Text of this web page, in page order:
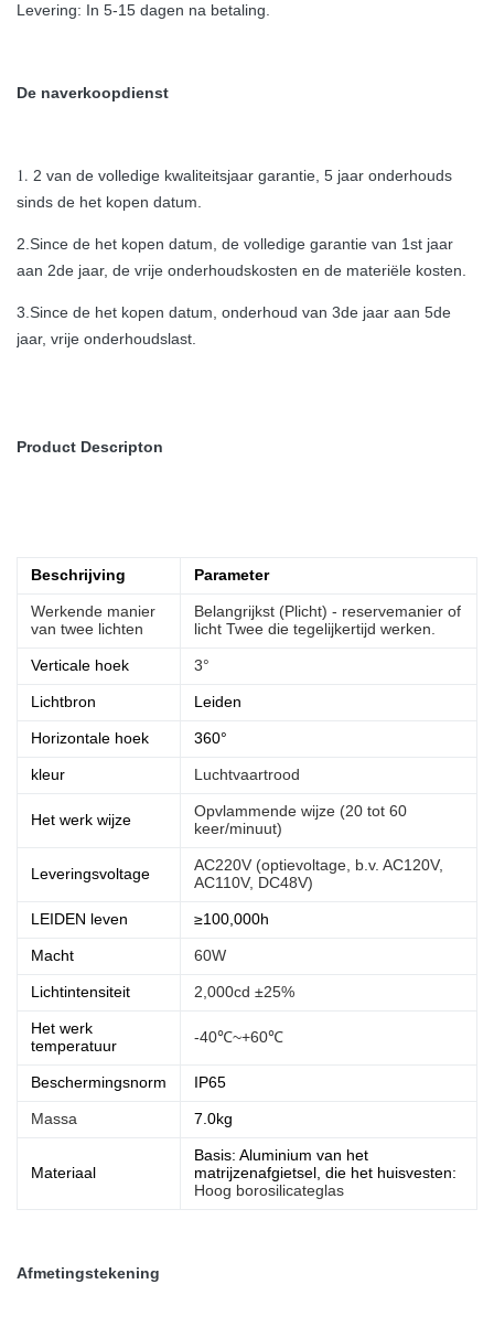
Levering: In 5-15 dagen na betaling.
De naverkoopdienst
1. 2 van de volledige kwaliteitsjaar garantie, 5 jaar onderhouds
sinds de het kopen datum.
2.Since de het kopen datum, de volledige garantie van 1st jaar
aan 2de jaar, de vrije onderhoudskosten en de materiële kosten.
3.Since de het kopen datum, onderhoud van 3de jaar aan 5de
jaar, vrije onderhoudslast.
Product Descripton
Beschrijving Parameter
Werkende manier
van twee lichten
Belangrijkst (Plicht) - reservemanier of
licht Twee die tegelijkertijd werken.
Verticale hoek 3°
Lichtbron Leiden
Horizontale hoek 360°
kleur Luchtvaartrood
Het werk wijze
Opvlammende wijze (20 tot 60
keer/minuut)
Leveringsvoltage
AC220V (optievoltage, b.v. AC120V,
AC110V, DC48V)
LEIDEN leven ≥100,000h
Macht 60W
Lichtintensiteit 2,000cd ±25%
Het werk
temperatuur
-40℃~+60℃
Beschermingsnorm IP65
Massa 7.0kg
Materiaal
Basis: Aluminium van het
matrijzenafgietsel, die het huisvesten:
Hoog borosilicateglas
Afmetingstekening